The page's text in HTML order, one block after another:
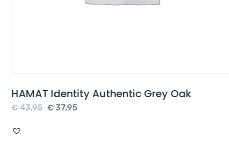
HAMAT Identity Authentic Grey Oak
43,95 Oorspronkelijke
€ 37,95Huidige